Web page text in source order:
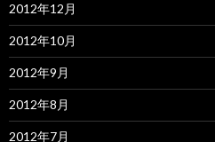
2012年12月
2012年10月
2012年9月
2012年8月
2012年7月